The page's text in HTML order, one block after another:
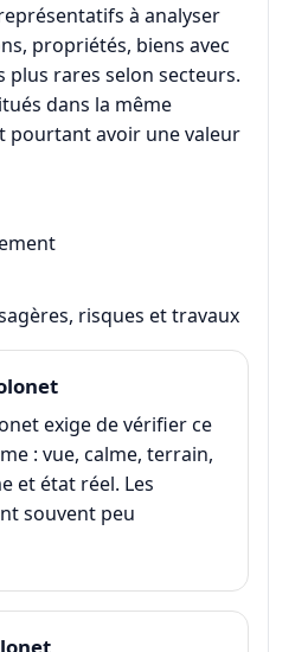
à analyser
propriétés, biens avec
plus rares selon secteurs.
dans la même
pourtant avoir une valeur
risques et travaux
exige de vérifier ce
: vue, calme, terrain,
et état réel. Les
souvent peu